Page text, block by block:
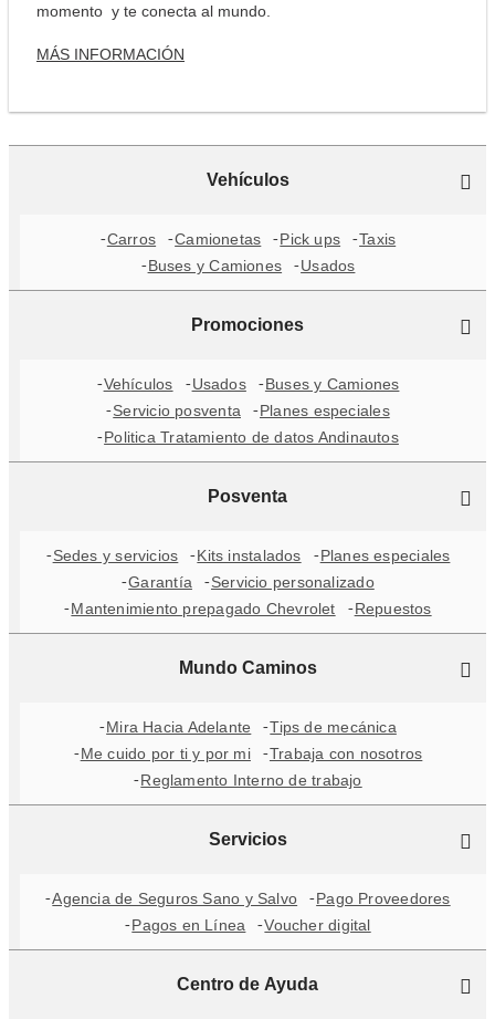
momento y te conecta al mundo.
MÁS INFORMACIÓN
Vehículos
Carros Camionetas Pick ups
Taxis
Buses y Camiones
Usados
Promociones
Vehículos Usados
Buses y Camiones
Servicio posventa
Planes especiales
Politica Tratamiento de datos Andinautos
Posventa
Sedes y servicios Kits instalados
Planes especiales
Garantía
Servicio personalizado
Mantenimiento prepagado Chevrolet
Repuestos
Mundo Caminos
Mira Hacia Adelante
Tips de mecánica
Me cuido por ti y por mi
Trabaja con nosotros
Reglamento Interno de trabajo
Servicios
Agencia de Seguros Sano y Salvo
Pago Proveedores
Pagos en Línea
Voucher digital
Centro de Ayuda